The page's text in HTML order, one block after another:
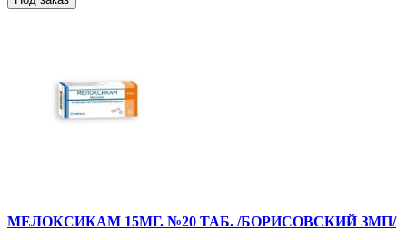
МЕЛОКСИКАМ 15МГ. №20 ТАБ. /БОРИСОВСКИЙ ЗМП/